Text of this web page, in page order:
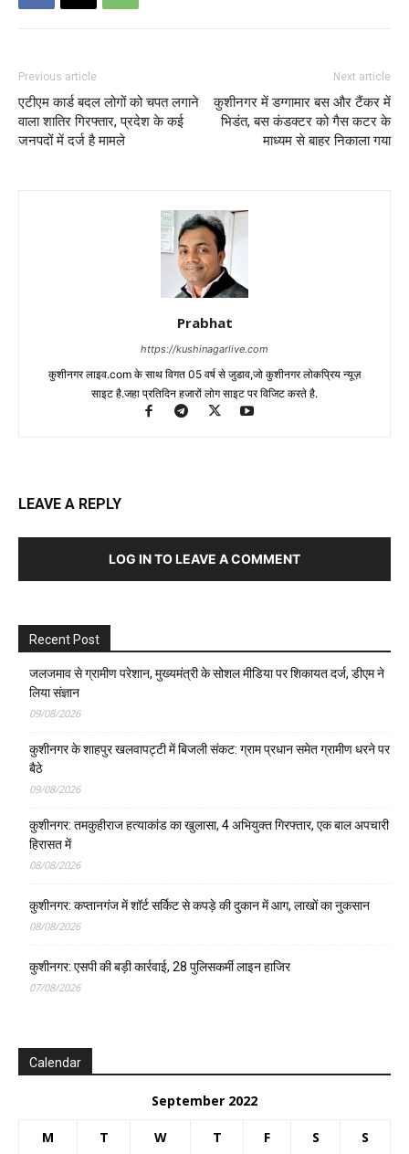
Previous article
एटीएम कार्ड बदल लोगों को चपत लगाने
वाला शातिर गिरफ्तार, प्रदेश के कई
जनपदों में दर्ज है मामले
Next article
कुशीनगर में डग्गामार बस और टैंकर में
भिडंत, बस कंडक्टर को गैस कटर के
माध्यम से बाहर निकाला गया
Prabhat
https://kushinagarlive.com
कुशीनगर लाइव.com के साथ विगत 05 वर्ष से जुडाव,जो कुशीनगर लोकप्रिय न्यूज़
साइट है.जहा प्रतिदिन हजारों लोग साइट पर विजिट करते है.
LEAVE A REPLY
LOG IN TO LEAVE A COMMENT
Recent Post
जलजमाव से ग्रामीण परेशान, मुख्यमंत्री के सोशल मीडिया पर शिकायत दर्ज, डीएम ने
लिया संज्ञान
09/08/2026
कुशीनगर के शाहपुर खलवापट्टी में बिजली संकट: ग्राम प्रधान समेत ग्रामीण धरने पर
बैठे
09/08/2026
कुशीनगर: तमकुहीराज हत्याकांड का खुलासा, 4 अभियुक्त गिरफ्तार, एक बाल अपचारी
हिरासत में
08/08/2026
कुशीनगर: कप्तानगंज में शॉर्ट सर्किट से कपड़े की दुकान में आग, लाखों का नुकसान
08/08/2026
कुशीनगर: एसपी की बड़ी कार्रवाई, 28 पुलिसकर्मी लाइन हाजिर
07/08/2026
Calendar
September 2022
M T W T F S S